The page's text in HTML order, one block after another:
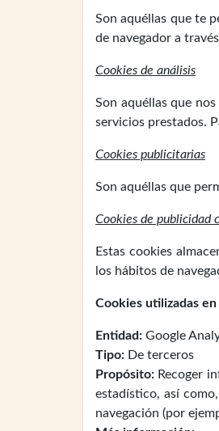
Son aquéllas que te
de navegador a
Cookies de análisis
Son aquéllas que
servicios prestados.
Cookies publicitarias
Son aquéllas que
Cookies de publicidad
Estas cookies
los hábitos de
Cookies utilizadas
Entidad: Google
Tipo: De terceros
Propósito: Recoger
estadístico, así
navegación (por